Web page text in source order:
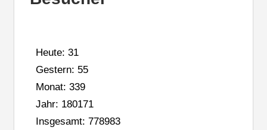
Heute: 31
Gestern: 55
Monat: 339
Jahr: 180171
Insgesamt: 778983